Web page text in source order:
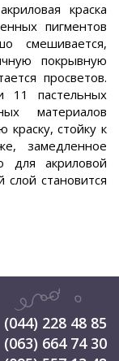
краска
пигментов
смешивается,
покрывную
просветов.
11 пастельных
материалов
краску, стойку к
замедленное
для акриловой
становится
(044) 228 48 85
(063) 664 74 30